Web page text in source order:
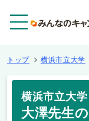
トップ 横浜市立大学
横浜市立大学
大澤先生